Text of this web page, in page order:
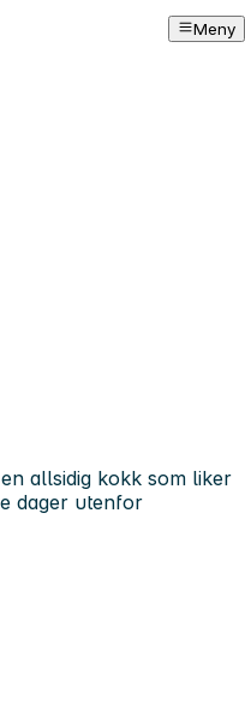
Meny
allsidig kokk som liker
dager utenfor